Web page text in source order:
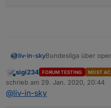
liv-in-skyBundesliga über
die daten kommen
https://
openligadb-v0-0-x
wie versprochen -
Online
sigi234 FORUM TESTING MOST
schrieb am 29. Jan. 2020, 20:44
zuletzt editiert von
@liv-in-sky